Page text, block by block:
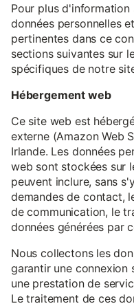
Pour plus
données personnelles
pertinentes dans ce
sections suivantes sur
spécifiques de notre
Hébergement web
Ce site web est
externe (Amazon Web
Irlande. Les données
web sont stockées sur
peuvent inclure, sans
demandes de contact,
de communication, le
données générées par
Nous collectons les
garantir une connexion
une prestation de
Le traitement de ces